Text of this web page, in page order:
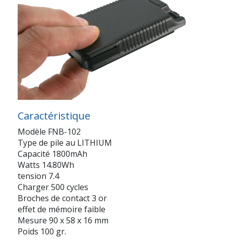
Caractéristique
Modèle FNB-102
Type de pile au LITHIUM
Capacité 1800mAh
Watts 14.80Wh
tension 7.4
Charger 500 cycles
Broches de contact 3 or
effet de mémoire faible
Mesure 90 x 58 x 16 mm
Poids 100 gr.